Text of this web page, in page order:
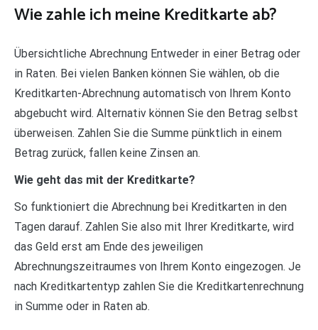
Wie zahle ich meine Kreditkarte ab?
Übersichtliche Abrechnung Entweder in einer Betrag oder
in Raten. Bei vielen Banken können Sie wählen, ob die
Kreditkarten-Abrechnung automatisch von Ihrem Konto
abgebucht wird. Alternativ können Sie den Betrag selbst
überweisen. Zahlen Sie die Summe pünktlich in einem
Betrag zurück, fallen keine Zinsen an.
Wie geht das mit der Kreditkarte?
So funktioniert die Abrechnung bei Kreditkarten in den
Tagen darauf. Zahlen Sie also mit Ihrer Kreditkarte, wird
das Geld erst am Ende des jeweiligen
Abrechnungszeitraumes von Ihrem Konto eingezogen. Je
nach Kreditkartentyp zahlen Sie die Kreditkartenrechnung
in Summe oder in Raten ab.